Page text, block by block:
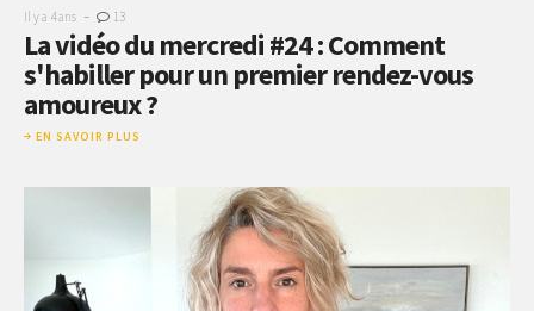
Il y a 4 ans - 13
La vidéo du mercredi #24 : Comment
s'habiller pour un premier rendez-vous
amoureux ?
EN SAVOIR PLUS